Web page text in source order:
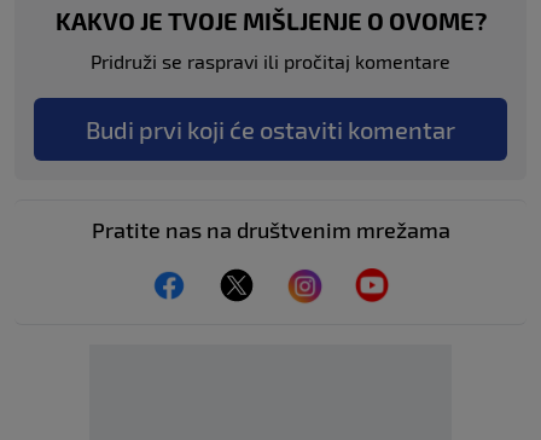
KAKVO JE TVOJE MIŠLJENJE O OVOME?
Pridruži se raspravi ili pročitaj komentare
Budi prvi koji će ostaviti komentar
Pratite nas na društvenim mrežama